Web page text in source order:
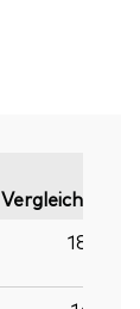
Vergleichsindex
18,20 %